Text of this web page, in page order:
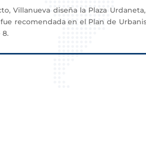
Villanueva diseña la Plaza
recomendada en el Plan de
8.